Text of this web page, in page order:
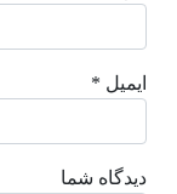
ایمیل *
دیدگاه شما